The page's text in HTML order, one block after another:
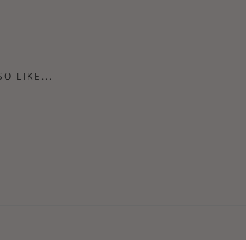
LIKE...